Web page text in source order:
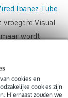
cookies en
cookies zijn
Hiernaast zouden we
Ibanez Tube
vroegere Visual
wordt
wel de